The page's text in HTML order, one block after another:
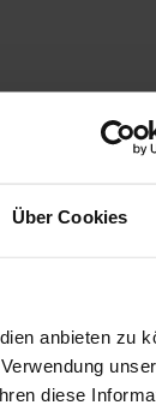
Über Cookies
anbieten zu
diese